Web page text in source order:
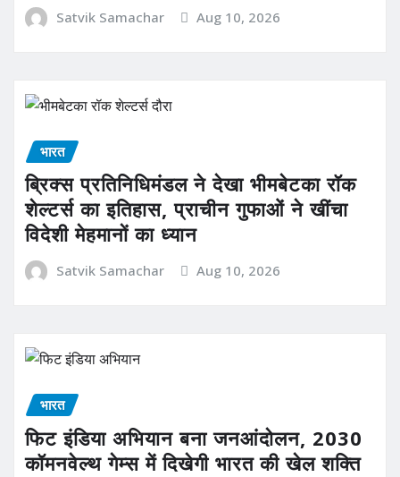
Satvik Samachar Aug 10, 2026
भारत
ब्रिक्स प्रतिनिधिमंडल ने देखा भीमबेटका रॉक
शेल्टर्स का इतिहास, प्राचीन गुफाओं ने खींचा
विदेशी मेहमानों का ध्यान
Satvik Samachar Aug 10, 2026
भारत
फिट इंडिया अभियान बना जनआंदोलन, 2030
कॉमनवेल्थ गेम्स में दिखेगी भारत की खेल शक्ति